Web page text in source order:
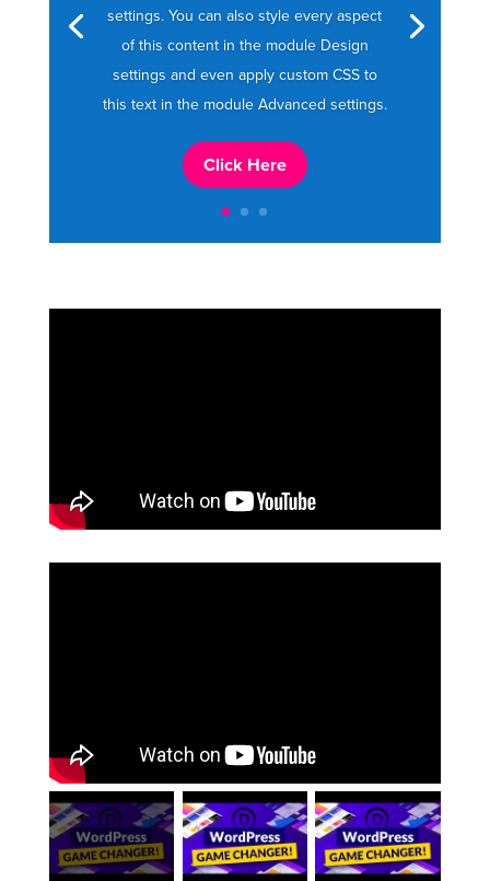
settings. You can also style every aspect
of this content in the module Design
settings and even apply custom CSS to
this text in the module Advanced settings.
Click Here